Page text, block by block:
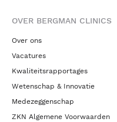
OVER BERGMAN CLINICS
Over ons
Vacatures
Kwaliteitsrapportages
Wetenschap & Innovatie
Medezeggenschap
ZKN Algemene Voorwaarden